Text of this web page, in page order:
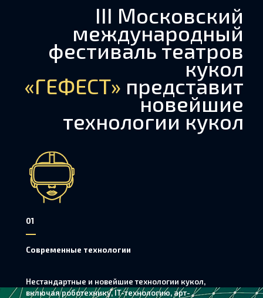
III Московский
международный
фестиваль театров
кукол
«ГЕФЕСТ» представит
новейшие
технологии кукол
01
Современные технологии
Нестандартные и новейшие технологии кукол,
включая роботехнику, IT-технологию, арт-